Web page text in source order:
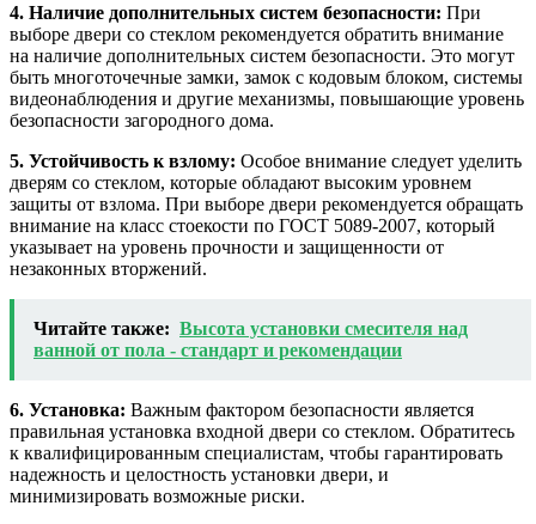
4. Наличие дополнительных систем безопасности: При
выборе двери со стеклом рекомендуется обратить внимание
на наличие дополнительных систем безопасности. Это могут
быть многоточечные замки, замок с кодовым блоком, системы
видеонаблюдения и другие механизмы, повышающие уровень
безопасности загородного дома.
5. Устойчивость к взлому: Особое внимание следует уделить
дверям со стеклом, которые обладают высоким уровнем
защиты от взлома. При выборе двери рекомендуется обращать
внимание на класс стоекости по ГОСТ 5089-2007, который
указывает на уровень прочности и защищенности от
незаконных вторжений.
Читайте также: Высота установки смесителя над
ванной от пола - стандарт и рекомендации
6. Установка: Важным фактором безопасности является
правильная установка входной двери со стеклом. Обратитесь
к квалифицированным специалистам, чтобы гарантировать
надежность и целостность установки двери, и
минимизировать возможные риски.